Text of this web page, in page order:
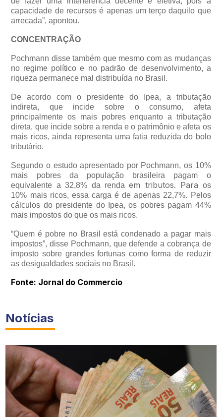
capacidade de recursos é apenas um terço daquilo que
arrecada”, apontou.
CONCENTRAÇÃO
Pochmann disse também que mesmo com as mudanças
no regime político e no padrão de desenvolvimento, a
riqueza permanece mal distribuída no Brasil.
De acordo com o presidente do Ipea, a tributação
indireta, que incide sobre o consumo, afeta
principalmente os mais pobres enquanto a tributação
direta, que incide sobre a renda e o patrimônio e afeta os
mais ricos, ainda representa uma fatia reduzida do bolo
tributário.
Segundo o estudo apresentado por Pochmann, os 10%
mais pobres da população brasileira pagam o
equivalente a 32,8% da rendaem tributos. Para os
10% mais ricos, essa carga é de apenas 22,7%. Pelos
cálculos do presidente do Ipea, os pobres pagam 44%
mais impostos do que os mais ricos.
“Quem é pobre no Brasil está condenado a pagar mais
impostos”, disse Pochmann, que defende a cobrança de
imposto sobre grandes fortunas como forma de reduzir
as desigualdades sociais no Brasil.
Fonte: Jornal do Commercio
Notícias